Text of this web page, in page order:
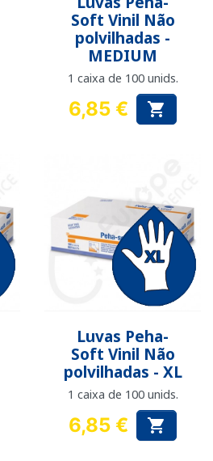
Soft Vinil Não
polvilhadas -
MEDIUM
1 caixa de 100 unids.
Preço
6,85 € 
Luvas Peha-
Soft Vinil Não
polvilhadas - XL
1 caixa de 100 unids.
Preço
6,85 € 